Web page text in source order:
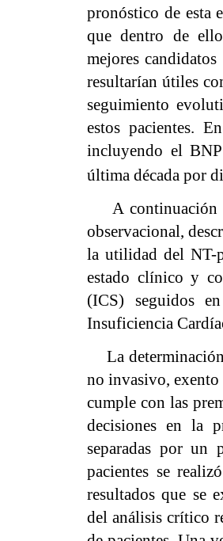
pronóstico de esta
que dentro de
mejores
resultarían útiles
seguimiento
estos pacientes.
incluyendo el
última década por
A continuación
observacional,
la utilidad del NT-
estado clínico y
(ICS) seguidos
Insuficiencia
La determinación
no invasivo,
cumple con las
decisiones en la
separadas por un
pacientes se
resultados que se
del análisis crítico